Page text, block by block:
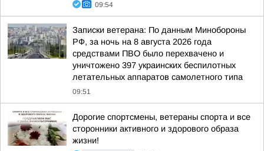
09:54
Записки ветерана: По данным Минобороны
РФ, за ночь на 8 августа 2026 года
средствами ПВО было перехвачено и
уничтожено 397 украинских беспилотных
летательных аппаратов самолетного типа
09:51
Дорогие спортсмены, ветераны спорта и все
сторонники активного и здорового образа
жизни!